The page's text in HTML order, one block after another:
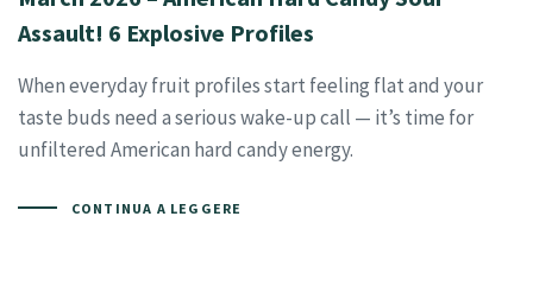
Assault! 6 Explosive Profiles
When everyday fruit profiles start feeling flat and your
taste buds need a serious wake-up call — it’s time for
unfiltered American hard candy energy.
CONTINUA A LEGGERE